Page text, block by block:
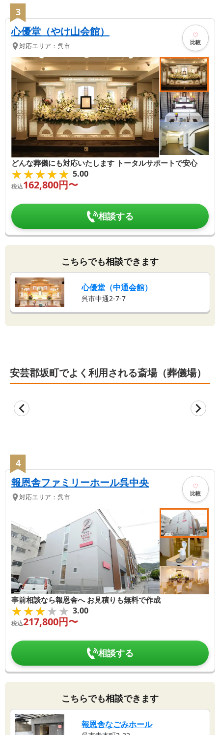
3
心優堂（やけ山会館）
対応エリア： 呉市 比較
どんな葬儀にも対応いたします トータルサポートで安心
★★★★★
★★★★★ 5.00
税込162,800円〜
相談する
こちらでも相談できます
心優堂（中通会館）
呉市中通2-7-7
安芸郡坂町でよく利用される斎場（葬儀場）
4
報恩舎ファミリーホール呉中央
対応エリア： 呉市 比較
事前相談なら報恩舎へ お見積りも無料で作成
★★★★★
★★★★★ 3.00
税込217,800円〜
相談する
こちらでも相談できます
報恩舎なごみホール